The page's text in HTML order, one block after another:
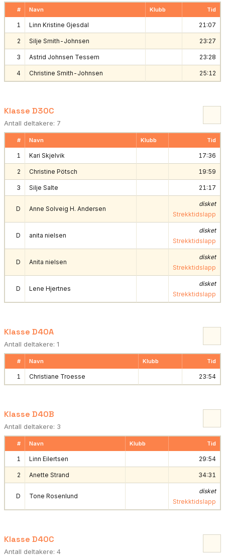
# Navn Klubb Tid
1 Linn Kristine Gjesdal 21:07
2 Silje Smith-Johnsen 23:27
3 Astrid Johnsen Tessem 23:28
4 Christine Smith-Johnsen 25:12
Klasse D30C
Antall deltakere: 7
# Navn Klubb Tid
1 Kari Skjelvik 17:36
2 Christine Pötsch 19:59
3 Silje Salte 21:17
D Anne Solveig H. Andersen
disket
Strekktidslapp
D anita nielsen
disket
Strekktidslapp
D Anita nielsen
disket
Strekktidslapp
D Lene Hjertnes
disket
Strekktidslapp
Klasse D40A
Antall deltakere: 1
# Navn Klubb Tid
1 Christiane Troesse 23:54
Klasse D40B
Antall deltakere: 3
# Navn Klubb Tid
1 Linn Eilertsen 29:54
2 Anette Strand 34:31
D Tone Rosenlund
disket
Strekktidslapp
Klasse D40C
Antall deltakere: 4